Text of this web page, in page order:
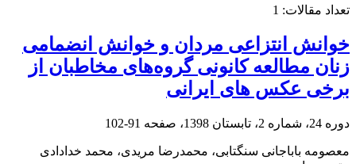
تعداد مقالات: 1
خوانش انتزاعی مردان و خوانش انضمامی
زنان مطالعه کانونی گروه‌های مخاطبان از
برخی عکس های ایرانی
دوره 24، شماره 2، تابستان 1398، صفحه 91-102
معصومه باباجانی سنگتابی، محمدرضا مریدی، محمد خدادادی